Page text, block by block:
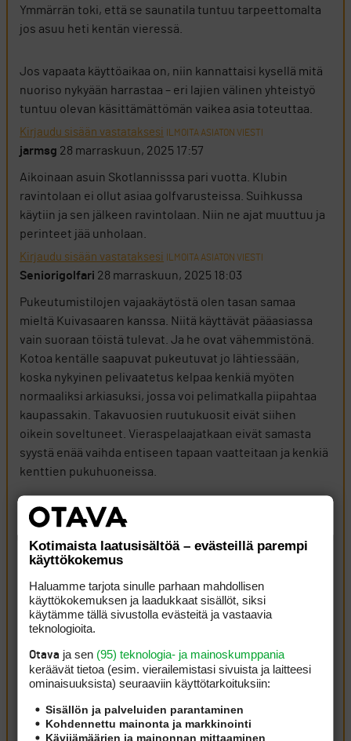
Ymmärrän toki, että se saunatila tuntuu tarpeettomalta
jos asuu heti kentän vieressä.
Jos vapaata käyttöaikaa on, niin kannattaisi kysellä mitä
nuoriso nykyään harrastaa – eri lajien välinen yhteistyö
tuntuu olevan käsittämättömän vaikea asia toteuttaa.
Kirjaudu sisään vastataksesi ILMOITA ASIATON VIESTI
jarmsg 28 marraskuun, 2025 17:57
Aikoinaan asuin Skotlannisssa pari vuotta. Klubin
ravintolaan ei ollut asiaa golfvarusteissa. Suihkussa
käytiin ja sen jälkeen ravintolaan. Niin ne ajat muuttuu ja
perinteet jää unholaan.
Kirjaudu sisään vastataksesi ILMOITA ASIATON VIESTI
Seniorigolfari 28 marraskuun, 2025 18:03
Pukeutumistilojen vajaakäytöstä olen tasan samaa
mieltä Kuivasaaren kanssa. Niitä käyttävät pääasiassa
vain suoraan töistä tulevat. Ja he ovat vähemmistönä.
Kotoa kentälle saapuvat pukeutuvat jo lähtiessään,
koska nykyinen pelivaatetus kelpaa kenkiä myöten
normaaliksi arkiasuksi, jossa voi pelimatkalla piipahtaa
kaupassakin. Takavuosien ruutukuosit eivät siihen
oikein soveltuneet. Vieraspelaajatkaan eivät samasta
syystä enää vaihda entiseen tapaan vaatteitaan ja kenkiä
kenttien pukuhuoneissa.
Tämän pukeutumismuutoksen lisäksi isona syynä
sitoutumattomuus ja etäpelaaminen. Vain edullinen
pelaaminen kiinnostaa. Kiitos vaan, Suomen Golfliitto,
jäsenmaksujensa kasvattamisen vuoksi
mahdollistamastaan typeryydestä.
Kirjaudu sisään vastataksesi
tepkal28 marraskuun, 2025 22:47
tänne, onneks satuin lukemaan nää kommentit. Olen
tasan samaa mieltä. Eihän siinä sinällään paha ole kun
Kotimaista laatusisältöä – evästeillä parempi
käyttökokemus
Haluamme tarjota sinulle parhaan mahdollisen
käyttökokemuksen ja laadukkaat sisällöt, siksi
käytämme tällä sivustolla evästeitä ja vastaavia
teknologioita.
Otava ja sen (95) teknologia- ja mainoskumppania
keräävät tietoa (esim. vierailemis­tasi sivuista ja laitteesi
ominaisuuk­sista) seuraaviin käyttötarkoituksiin:
Sisällön ja palveluiden parantaminen
Kohdennettu mainonta ja markkinointi
Kävijämäärien ja mainonnan mittaaminen